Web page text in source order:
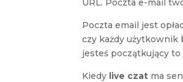
Poczta email jest
czy każdy użytkownik
jesteś początkujący to
Kiedy live czat ma